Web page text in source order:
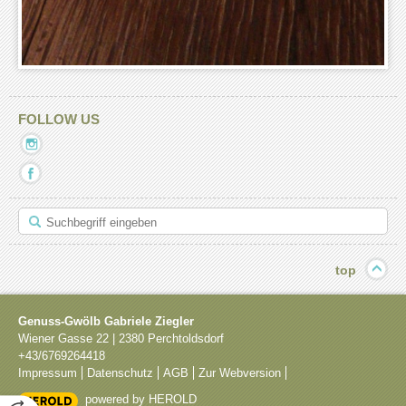
FOLLOW US
Mit
diesem
Link
verlassen
Sie
die
aktuelle
Seite.
Ziel:
Instagram
Mit
diesem
Link
verlassen
Sie
die
aktuelle
Seite.
Ziel:
top
Genuss-Gwölb Gabriele Ziegler
Wiener Gasse 22
2380 Perchtoldsdorf
+43/6769264418
Impressum
Datenschutz AGB
Zur Webversion
powered by HEROLD